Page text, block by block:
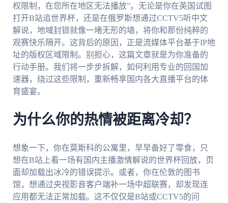
权限制，在您所在地区无法播放”。无论是你在英国试图
打开B站追世界杯，还是在俄罗斯想通过CCTV5听中文
解说，地域封锁就像一堵无形的墙，将你和那份纯粹的
观赛快乐隔开。这背后的原因，正是流媒体平台基于IP地
址的版权区域限制。别担心，这篇文章就是为你准备的
行动手册。我们将一步步拆解，如何利用专业的回国加
速器，绕过这些限制，重新畅享国内各大直播平台的体
育盛宴。
为什么你的热情被距离冷却？
想象一下，你在莫斯科的公寓里，早早备好了零食，只
想在B站上看一场有国内主播激情解说的世界杯回放，页
面却加载出冰冷的错误提示。或者，你在伦敦的图书
馆，想通过央视影音客户端补一场中超联赛，却发现连
应用都无法正常加载。这不仅仅是B站或CCTV5的问